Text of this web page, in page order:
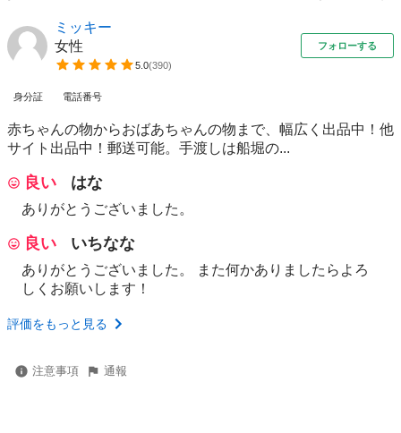
ミッキー
女性
5.0(390)
フォローする
身分証 電話番号
赤ちゃんの物からおばあちゃんの物まで、幅広く出品中！他
サイト出品中！郵送可能。手渡しは船堀の...
良い はな
ありがとうございました。
良い いちなな
ありがとうございました。 また何かありましたらよろ
しくお願いします！
評価をもっと見る
注意事項 通報